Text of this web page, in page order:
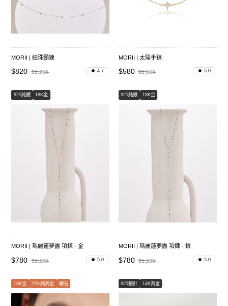
MORII | 細珠頸鍊
$820 $1,200 4.7
MORII | 太陽手鍊
$580 $1,080 5.0
925純銀 18K金
MORII | 瑪麗蓮夢露 項鍊 - 金
$780 $1,280 5.0
925純銀 18K金
MORII | 瑪麗蓮夢露 項鍊 - 銀
$780 $1,280 5.0
18K金 75%純黃金 鑽石 925銀針 14K黃金